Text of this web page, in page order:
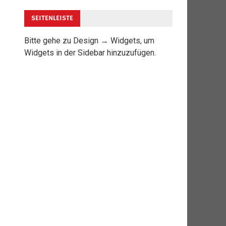
SEITENLEISTE
Bitte gehe zu Design → Widgets, um
Widgets in der Sidebar hinzuzufügen.